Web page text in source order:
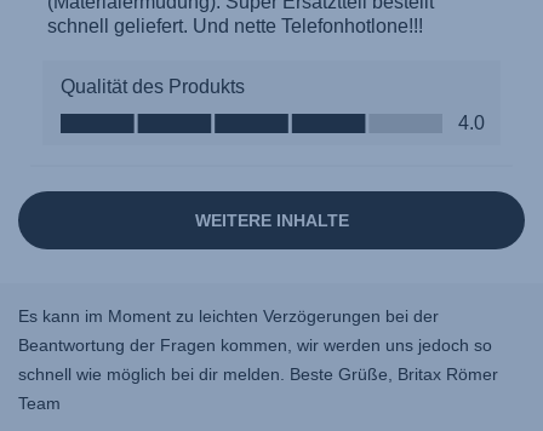
Es kann im Moment zu leichten Verzögerungen bei der
Beantwortung der Fragen kommen, wir werden uns jedoch so
schnell wie möglich bei dir melden. Beste Grüße, Britax Römer
Team